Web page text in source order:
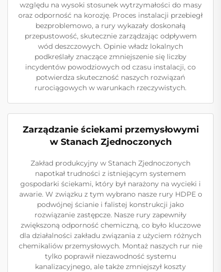
względu na wysoki stosunek wytrzymałości do masy
oraz odporność na korozję. Proces instalacji przebiegł
bezproblemowo, a rury wykazały doskonałą
przepustowość, skutecznie zarządzając odpływem
wód deszczowych. Opinie władz lokalnych
podkreślały znaczące zmniejszenie się liczby
incydentów powodziowych od czasu instalacji, co
potwierdza skuteczność naszych rozwiązań
rurociągowych w warunkach rzeczywistych.
Zarządzanie ściekami przemysłowymi
w Stanach Zjednoczonych
Zakład produkcyjny w Stanach Zjednoczonych
napotkał trudności z istniejącym systemem
gospodarki ściekami, który był narażony na wycieki i
awarie. W związku z tym wybrano nasze rury HDPE o
podwójnej ścianie i falistej konstrukcji jako
rozwiązanie zastępcze. Nasze rury zapewniły
zwiększoną odporność chemiczną, co było kluczowe
dla działalności zakładu związania z użyciem różnych
chemikaliów przemysłowych. Montaż naszych rur nie
tylko poprawił niezawodność systemu
kanalizacyjnego, ale także zmniejszył koszty